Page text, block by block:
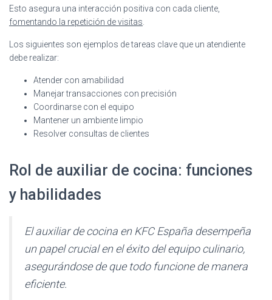
Esto asegura una interacción positiva con cada cliente,
fomentando la repetición de visitas
Los siguientes son ejemplos de tareas clave que un atendiente
debe realizar:
Atender con amabilidad
Manejar transacciones con precisión
Coordinarse con el equipo
Mantener un ambiente limpio
Resolver consultas de clientes
Rol de auxiliar de cocina: funciones
y habilidades
El auxiliar de cocina en KFC España desempeña
un papel crucial en el éxito del equipo culinario,
asegurándose de que todo funcione de manera
eficiente.